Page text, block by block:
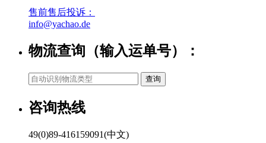
售前售后投诉：
info@yachao.de
物流查询（输入运单号）：
咨询热线
49(0)89-416159091(中文)